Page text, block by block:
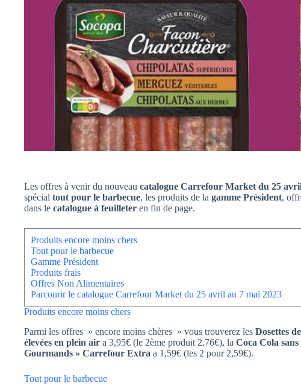
Les offres à venir du nouveau catalogue Carrefour Market du 25
spécial tout pour le barbecue, les produits de la gamme Président,
dans le catalogue à feuilleter en fin de page.
Produits encore moins chers
Tout pour le barbecue
Gamme Président
Produits frais
Offres Non Alimentaires
Parcourir le catalogue Carrefour Market du 25 avril au 7 mai 2023
Produits encore moins chers
Parmi les offres » encore moins chères » vous trouverez les Dosettes
élevées en plein air a 3,95€ (le 2ème produit 2,76€), la Coca Cola sans
Gourmands » Carrefour Extra a 1,59€ (les 2 pour 2,59€).
Tout pour le barbecue